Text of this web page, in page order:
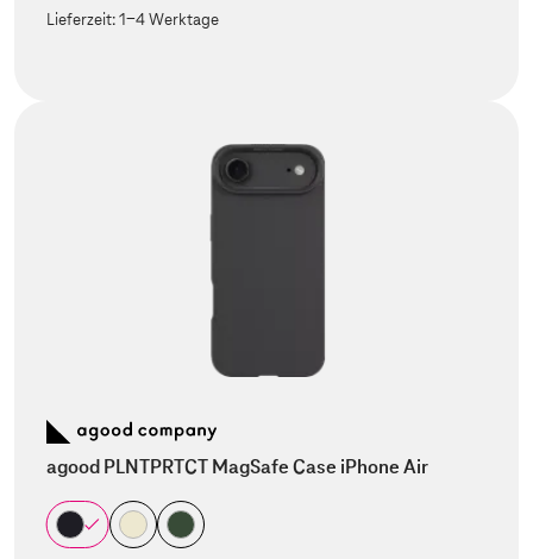
Lieferzeit:1-4 Werktage
agood PLNTPRTCT MagSafe Case iPhone Air